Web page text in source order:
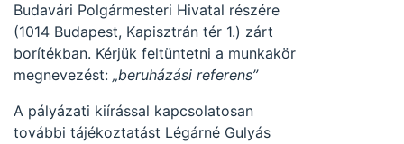
Budavári Polgármesteri Hivatal részére
(1014 Budapest, Kapisztrán tér 1.) zárt
borítékban. Kérjük feltüntetni a munkakör
megnevezést: „beruházási referens”
A pályázati kiírással kapcsolatosan
további tájékoztatást Légárné Gulyás